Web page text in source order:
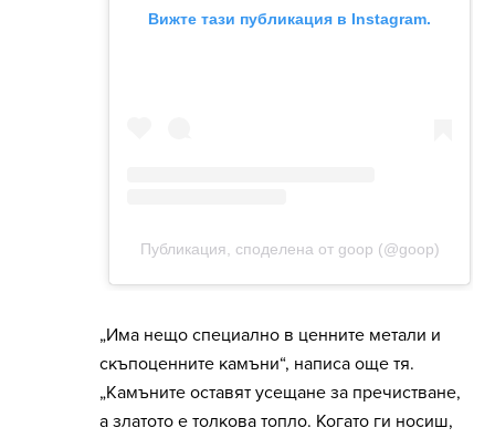
„Има нещо специално в ценните метали и
скъпоценните камъни“, написа още тя.
„Камъните оставят усещане за пречистване,
а златото е толкова топло. Когато ги носиш,